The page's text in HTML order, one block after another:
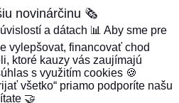
novinárčinu 🗞️
a dátach 📊 Aby sme pre
vylepšovat, financovať chod
ktoré kauzy vás zaujímajú
s využitím cookies 🍪
všetko“ priamo podporíte našu
🤝